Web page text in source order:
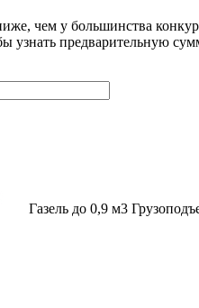
чем у большинства
предварительную
Газель до 0,9 м3